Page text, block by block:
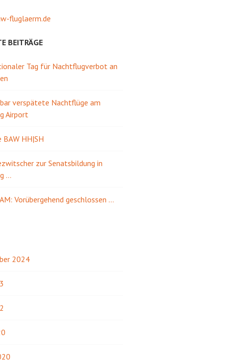
fluglaerm.de
BEITRÄGE
Tag für Nachtflugverbot an
verspätete Nachtflüge am
Airport
BAW HH|SH
zur Senatsbildung in
…
Vorübergehend geschlossen …
2024